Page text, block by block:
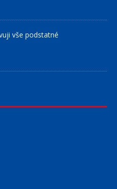
vše podstatné